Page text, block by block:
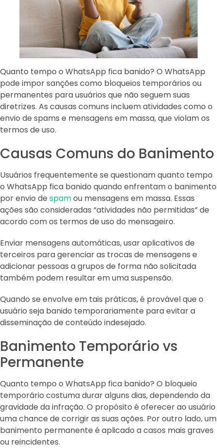
Quanto tempo o WhatsApp fica banido? O WhatsApp
pode impor sanções como bloqueios temporários ou
permanentes para usuários que não seguem suas
diretrizes. As causas comuns incluem atividades como o
envio de spams e mensagens em massa, que violam os
termos de uso.
Causas Comuns do Banimento
Usuários frequentemente se questionam quanto tempo
o WhatsApp fica banido quando enfrentam o banimento
por envio de spamou mensagens em massa. Essas
ações são consideradas “atividades não permitidas” de
acordo com os termos de uso do mensageiro.
Enviar mensagens automáticas, usar aplicativos de
terceiros para gerenciar as trocas de mensagens e
adicionar pessoas a grupos de forma não solicitada
também podem resultar em uma suspensão.
Quando se envolve em tais práticas, é provável que o
usuário seja banido temporariamente para evitar a
disseminação de conteúdo indesejado.
Banimento Temporário vs
Permanente
Quanto tempo o WhatsApp fica banido? O bloqueio
temporário costuma durar alguns dias, dependendo da
gravidade da infração. O propósito é oferecer ao usuário
uma chance de corrigir as suas ações. Por outro lado, um
banimento permanente é aplicado a casos mais graves
ou reincidentes.